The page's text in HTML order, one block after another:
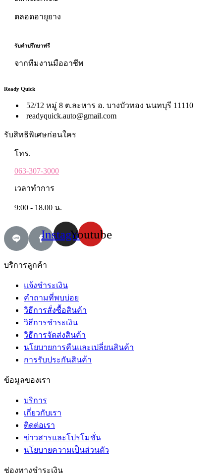
ตลอดอายุยาง
รับคำปรึกษาฟรี
จากทีมงานมืออาชีพ
Ready Quick
52/12 หมู่ 8 ต.ละหาร อ. บางบัวทอง นนทบุรี 11110
readyquick.auto@gmail.com
รับสิทธิพิเศษก่อนใคร
โทร.
063-307-3000
เวลาทำการ
9:00 - 18.00 น.
InstagramYoutube
บริการลูกค้า
แจ้งชำระเงิน
คำถามที่พบบ่อย
วิธีการสั่งซื้อสินค้า
วิธีการชำระเงิน
วิธีการจัดส่งสินค้า
นโยบายการคืนและเปลี่ยนสินค้า
การรับประกันสินค้า
ข้อมูลของเรา
บริการ
เกี่ยวกับเรา
ติดต่อเรา
ข่าวสารและโปรโมชั่น
นโยบายความเป็นส่วนตัว
ช่องทางชำระเงิน